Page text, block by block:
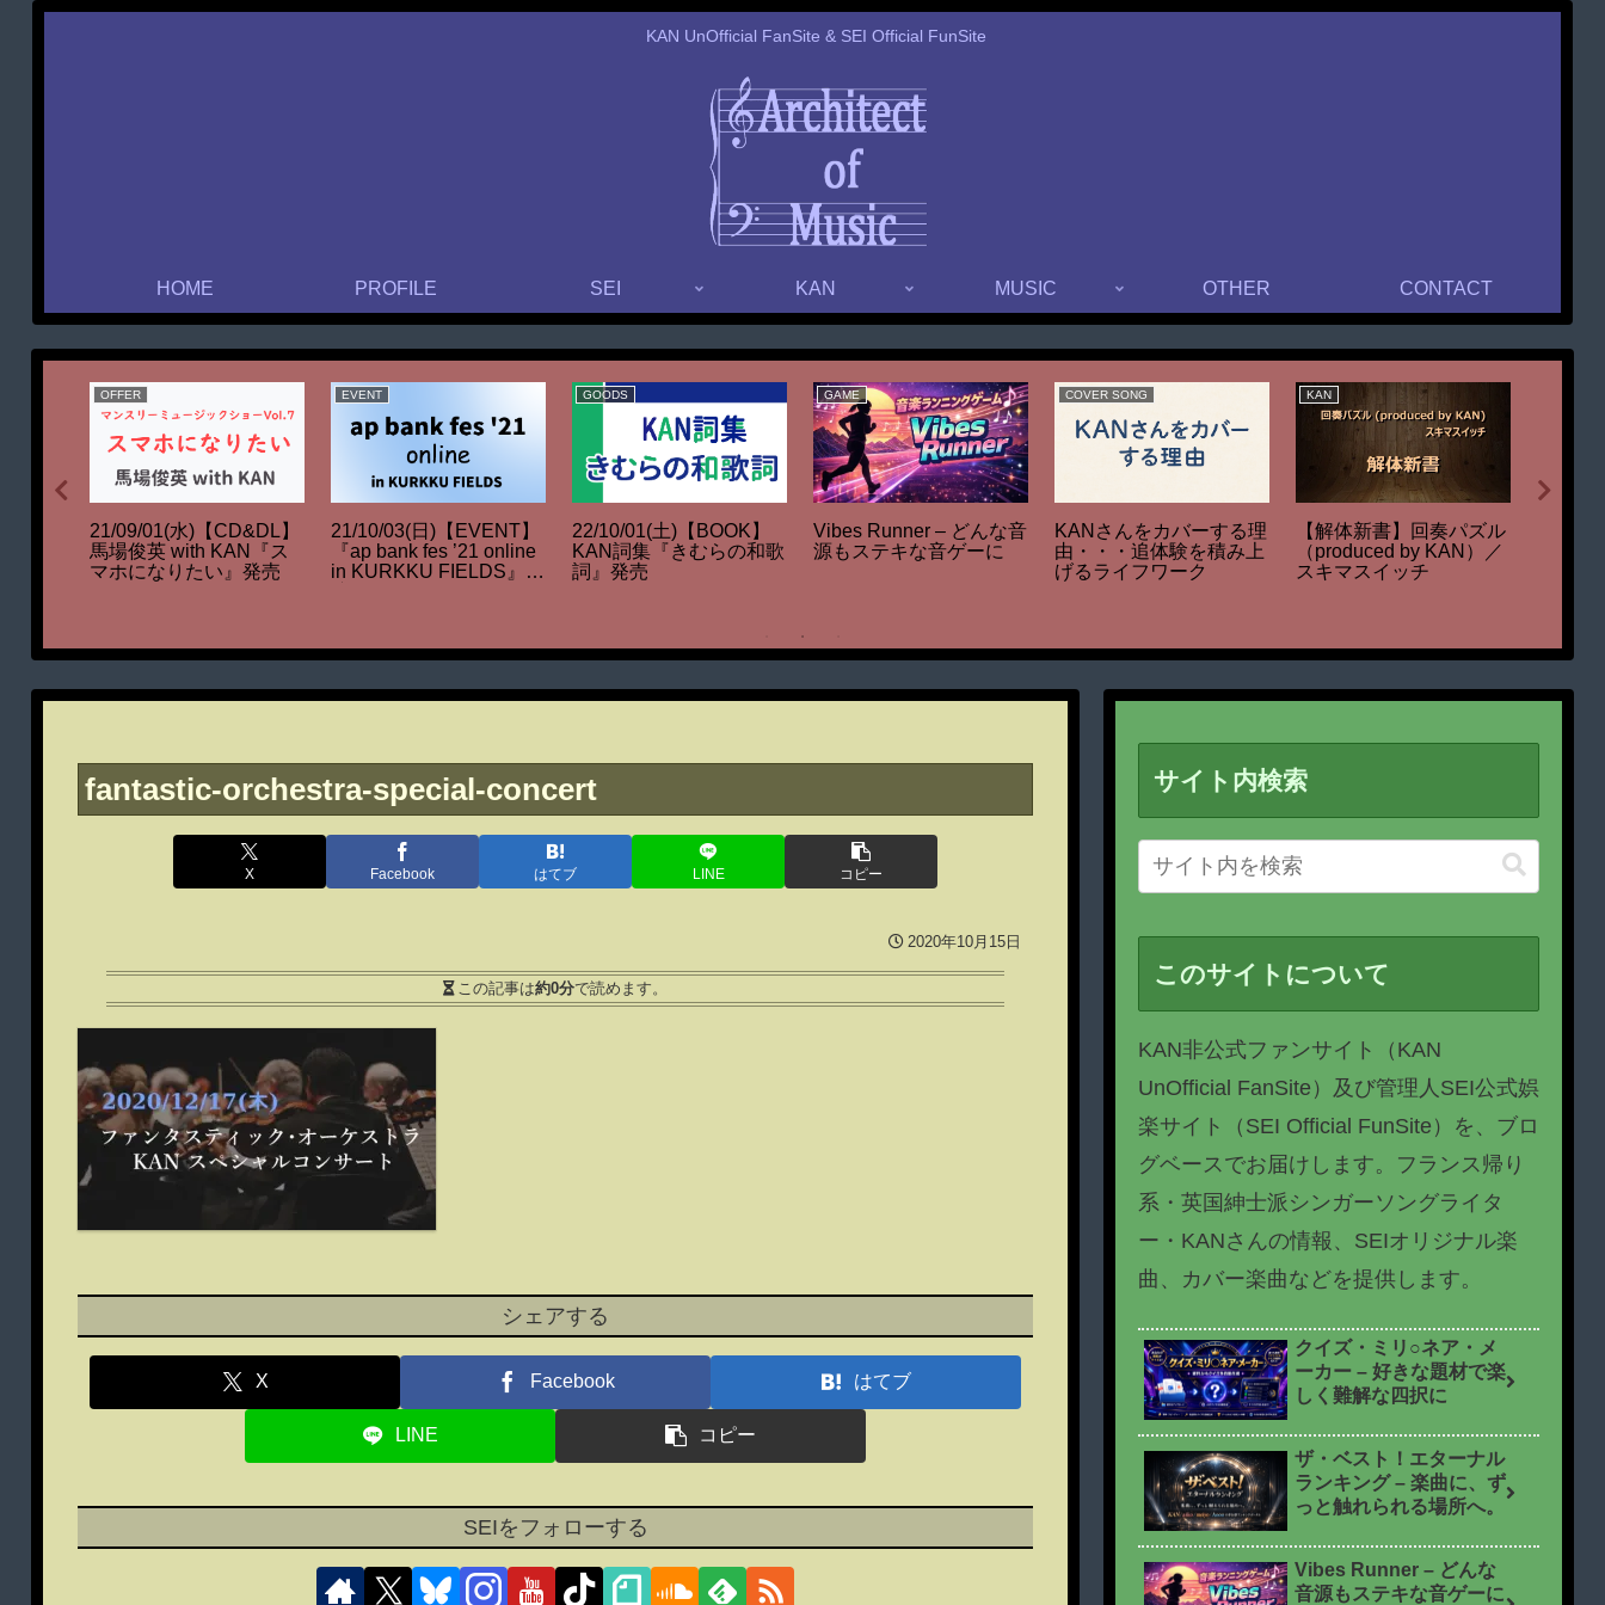
KAN UnOfficial FanSite & SEI Official FunSite
HOME PROFILE SEI KAN MUSIC OTHER CONTACT
OFFER
21/09/01(水)【CD&DL】
馬場俊英 with KAN『ス
マホになりたい』発売
EVENT
21/10/03(日)【EVENT】
『ap bank fes ’21 online
in KURKKU FIELDS』出
GOODS
22/10/01(土)【BOOK】
KAN詞集『きむらの和歌
詞』発売
GAME
Vibes Runner – どんな音
源もステキな音ゲーに
COVER SONG
KANさんをカバーする理
由・・・追体験を積み上
げるライフワーク
KAN
【解体新書】回奏パズル
（produced by KAN）／
スキマスイッチ
fantastic-orchestra-special-concert
X Facebook はてブ LINE コピー
2020年10月15日
この記事は約0分で読めます。
シェアする
X Facebook はてブ
LINE コピー
SEIをフォローする
サイト内検索
このサイトについて
KAN非公式ファンサイト（KAN
UnOfficial FanSite）及び管理人SEI公式娯
楽サイト（SEI Official FunSite）を、ブロ
グベースでお届けします。フランス帰り
系・英国紳士派シンガーソングライタ
ー・KANさんの情報、SEIオリジナル楽
曲、カバー楽曲などを提供します。
クイズ・ミリ○ネア・メ
ーカー – 好きな題材で楽
しく難解な四択に
ザ・ベスト！エターナル
ランキング – 楽曲に、ず
っと触れられる場所へ。
Vibes Runner – どんな
音源もステキな音ゲーに